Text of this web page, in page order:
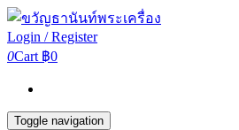
Login / Register
0Cart ฿0
Toggle navigation